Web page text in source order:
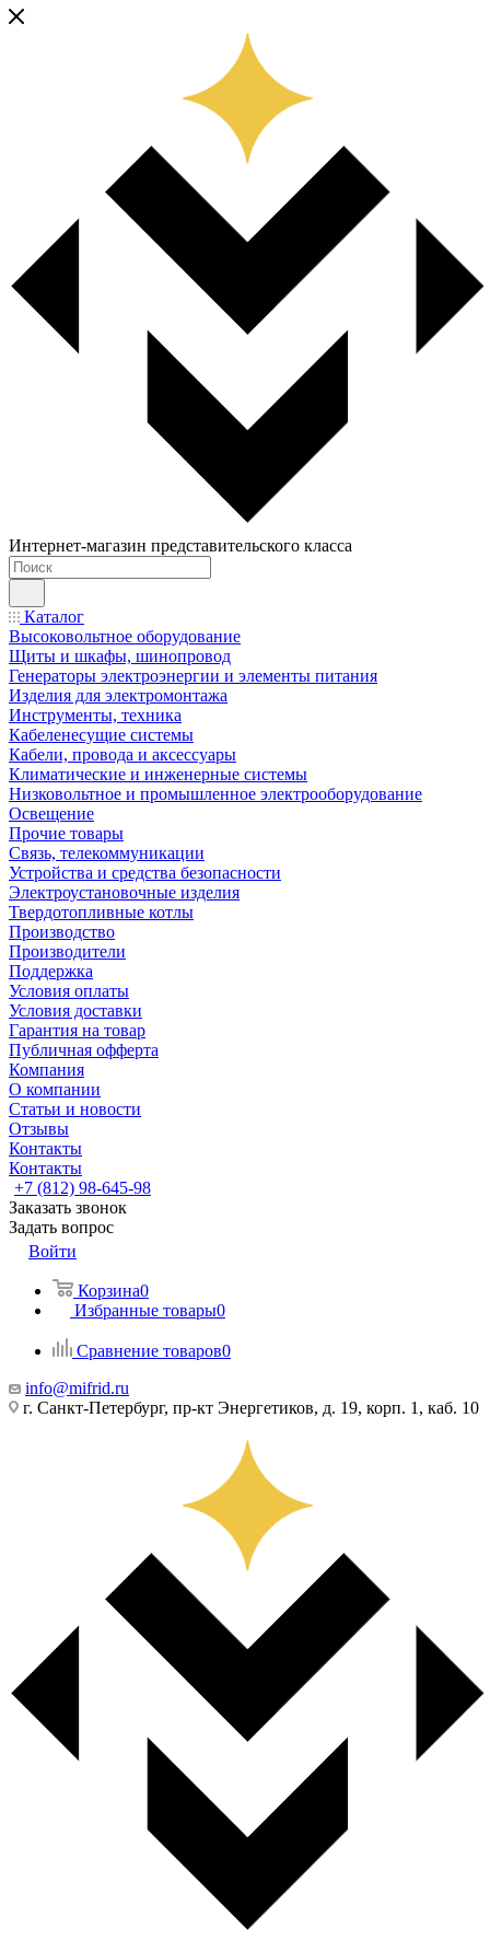
Интернет-магазин представительского класса
Каталог
Высоковольтное оборудование
Щиты и шкафы, шинопровод
Генераторы электроэнергии и элементы питания
Изделия для электромонтажа
Инструменты, техника
Кабеленесущие системы
Кабели, провода и аксессуары
Климатические и инженерные системы
Низковольтное и промышленное электрооборудование
Освещение
Прочие товары
Связь, телекоммуникации
Устройства и средства безопасности
Электроустановочные изделия
Твердотопливные котлы
Производство
Производители
Поддержка
Условия оплаты
Условия доставки
Гарантия на товар
Публичная офферта
Компания
О компании
Статьи и новости
Отзывы
Контакты
Контакты
+7 (812) 98-645-98
Заказать звонок
Задать вопрос
Войти
Корзина0
Избранные товары0
Сравнение товаров0
info@mifrid.ru
г. Санкт-Петербург, пр-кт Энергетиков, д. 19, корп. 1, каб. 10